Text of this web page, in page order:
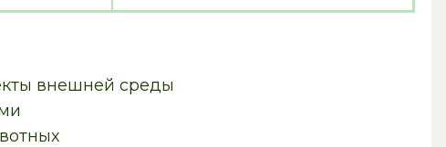
внешней среды